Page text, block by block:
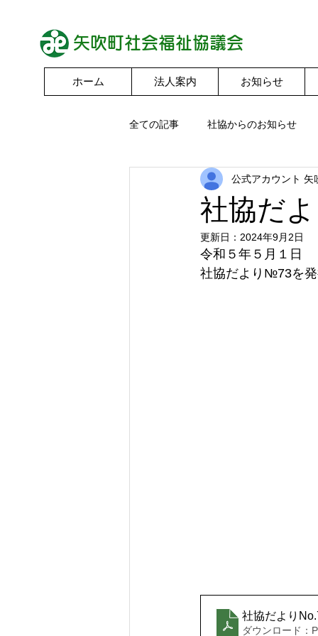
​矢吹町社会福祉協議会
ホーム 法人案内 お知らせ
全ての記事 社協からのお知らせ
社協だ
公式アカウント 矢
更新日： 2024年9月2日
令和５年５月１日
社協だより№73を
社協だより
ダウンロード：